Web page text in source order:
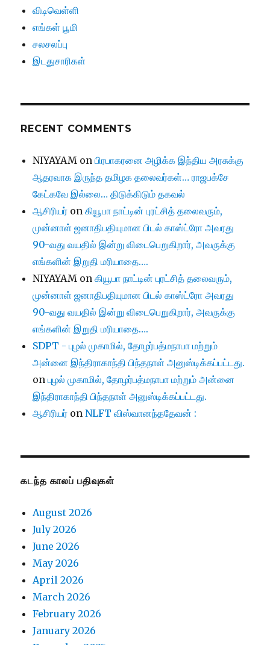
விடிவெள்ளி
எங்கள் பூமி
சலசலப்பு
இடதுசாரிகள்
RECENT COMMENTS
NIYAYAM onபிரபாகரனை அழிக்க இந்திய அரசுக்கு
ஆதரவாக இருந்த தமிழக தலைவர்கள்… ராஜபக்சே
கேட்கவே இல்லை… திடுக்கிடும் தகவல்
ஆசிரியர் onகியூபா நாட்டின் புரட்சித் தலைவரும்,
முன்னாள் ஜனாதிபதியுமான பிடல் காஸ்ட்ரோ அவரது
90-வது வயதில் இன்று விடைபெறுகிறார், அவருக்கு
எங்களின் இறுதி மரியாதை….
NIYAYAM onகியூபா நாட்டின் புரட்சித் தலைவரும்,
முன்னாள் ஜனாதிபதியுமான பிடல் காஸ்ட்ரோ அவரது
90-வது வயதில் இன்று விடைபெறுகிறார், அவருக்கு
எங்களின் இறுதி மரியாதை….
SDPT - புழல் முகாமில், தோழர்பத்மநாபா மற்றும்
அன்னை இந்திராகாந்தி பிந்தநாள் அனுஸ்டிக்கப்பட்டது.
onபுழல் முகாமில், தோழர்பத்மநாபா மற்றும் அன்னை
இந்திராகாந்தி பிந்தநாள் அனுஸ்டிக்கப்பட்டது.
ஆசிரியர் onNLFT விஸ்வானந்ததேவன் :
கடந்த காலப் பதிவுகள்
August 2026
July 2026
June 2026
May 2026
April 2026
March 2026
February 2026
January 2026